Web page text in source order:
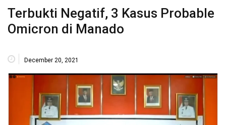
Terbukti Negatif, 3 Kasus Probable
Omicron di Manado
December 20, 2021